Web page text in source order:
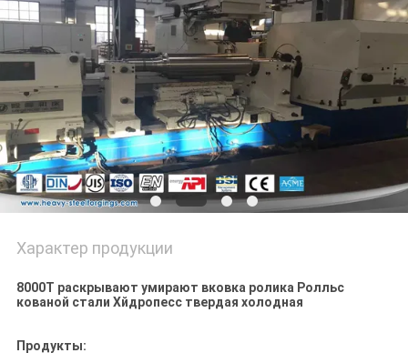
Характер продукции
8000Т раскрывают умирают вковка ролика Ролльс
кованой стали Хйдропесс твердая холодная
Продукты: